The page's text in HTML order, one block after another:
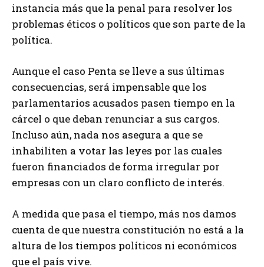
instancia más que la penal para resolver los
problemas éticos o políticos que son parte de la
política.
Aunque el caso Penta se lleve a sus últimas
consecuencias, será impensable que los
parlamentarios acusados pasen tiempo en la
cárcel o que deban renunciar a sus cargos.
Incluso aún, nada nos asegura a que se
inhabiliten a votar las leyes por las cuales
fueron financiados de forma irregular por
empresas con un claro conflicto de interés.
A medida que pasa el tiempo, más nos damos
cuenta de que nuestra constitución no está a la
altura de los tiempos políticos ni económicos
que el país vive.